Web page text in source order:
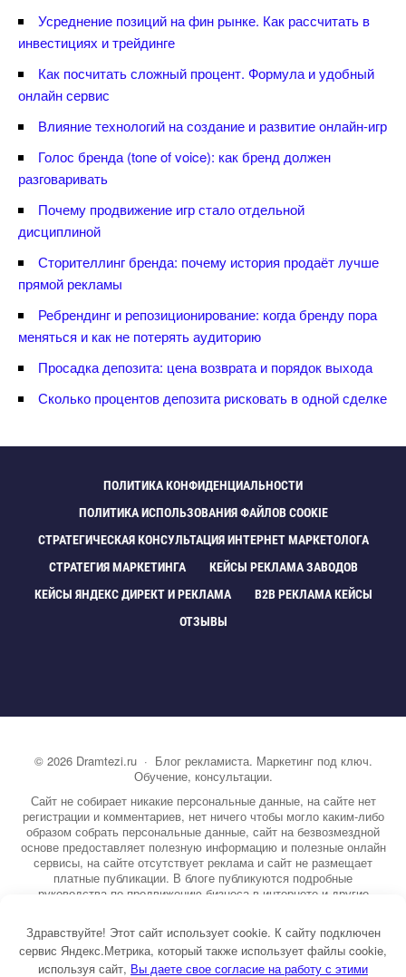
Усреднение позиций на фин рынке. Как рассчитать
инвестициях и трейдинге
Как посчитать сложный процент. Формула и удобный
онлайн сервис
лияние технологий на создание и развитие онлайн-игр
Голос бренда (tone of voice): как бренд должен
разговаривать
Почему продвижение игр стало отдельной
дисциплиной
Сторителлинг бренда: почему история продаёт лучше
прямой рекламы
Ребрендинг и репозиционирование: когда бренду пора
меняться и как не потерять аудиторию
Просадка депозита: цена возврата и порядок выхода
Сколько процентов депозита рисковать в одной сделке
ПОЛИТИКА КОНФИДЕНЦИАЛЬНОСТИ
ПОЛИТИКА ИСПОЛЬЗОВАНИЯ ФАЙЛОВ COOKIE
СТРАТЕГИЧЕСКАЯ КОНСУЛЬТАЦИЯ ИНТЕРНЕТ МАРКЕТОЛОГА
СТРАТЕГИЯ МАРКЕТИНГА
КЕЙСЫ РЕКЛАМА ЗАВОДО
КЕЙСЫ ЯНДЕКС ДИРЕКТ И РЕКЛАМА
B2B РЕКЛАМА КЕЙСЫ
ОТЗЫВЫ
© 2026 Dramtezi.ru· Блог рекламиста. Маркетинг под ключ.
Обучение, консультации.
Сайт не собирает никакие персональные данные, на сайте нет
регистрации и комментариев, нет ничего чтобы могло каким-либо
образом собрать персональные данные, сайт на безвозмездной
основе предоставляет полезную информацию и полезные онлайн
сервисы, на сайте отсутствует реклама и сайт не размещает
платные публикации. В блоге публикуются подробные
руководства по продвижению бизнеса в интернете и другие
информацию о маркетинге, рекламе, копирайтинге и другие темы.
На сайте опубликовано более 3000 статей.
Здравствуйте! Этот сайт использует cookie. К сайту подключен
сервис Яндекс.Метрика, который также использует файлы cookie,
используя сайт, ы даете свое согласие на работу с этими